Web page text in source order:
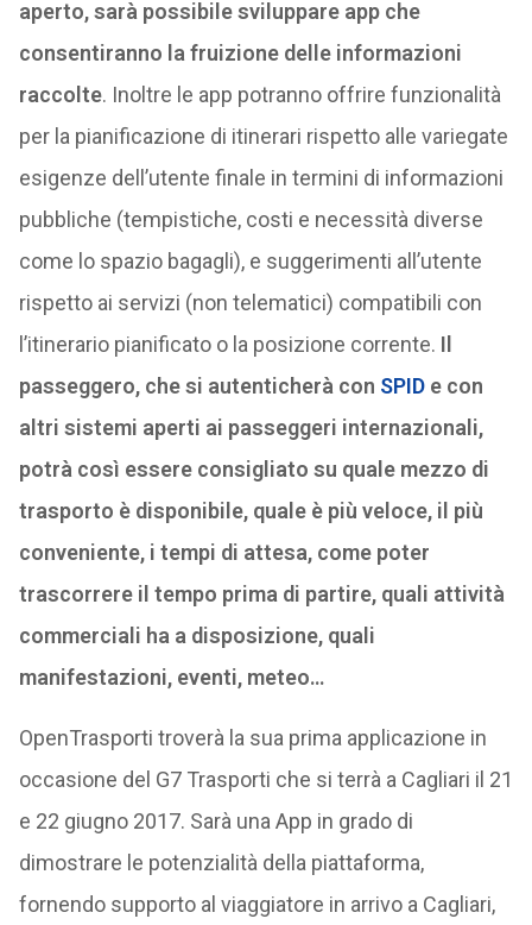
aperto, sarà possibile sviluppare app che
consentiranno la fruizione delle informazioni
raccolte. Inoltre le app potranno offrire funzionalità
per la pianificazione di itinerari rispetto alle variegate
esigenze dell’utente finale in termini di informazioni
pubbliche (tempistiche, costi e necessità diverse
come lo spazio bagagli), e suggerimenti all’utente
rispetto ai servizi (non telematici) compatibili con
l’itinerario pianificato o la posizione corrente. Il
passeggero, che si autenticherà con SPIDe con
altri sistemi aperti ai passeggeri internazionali,
potrà così essere consigliato su quale mezzo di
trasporto è disponibile, quale è più veloce, il più
conveniente, i tempi di attesa, come poter
trascorrere il tempo prima di partire, quali attività
commerciali ha a disposizione, quali
manifestazioni, eventi, meteo…
OpenTrasporti troverà la sua prima applicazione in
occasione del G7 Trasporti che si terrà a Cagliari il 21
e 22 giugno 2017. Sarà una App in grado di
dimostrare le potenzialità della piattaforma,
fornendo supporto al viaggiatore in arrivo a Cagliari,